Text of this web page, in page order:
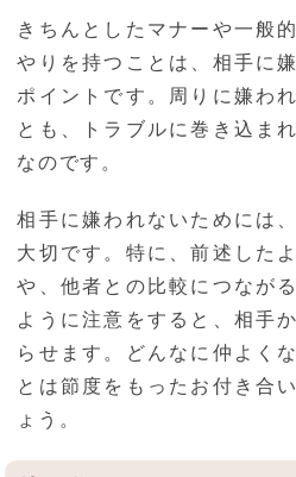
きちんとしたマナーや一般
やりを持つことは、相手に
ポイントです。周りに嫌わ
とも、トラブルに巻き込ま
なのです。
相手に嫌われないためには
大切です。特に、前述した
や、他者との比較につなが
ように注意をすると、相手
らせます。どんなに仲よく
とは節度をもったお付き合
ょう。